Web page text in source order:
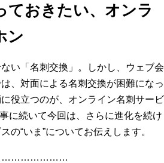
ておきたい、オンラ
ン
い「名刺交換」。しかし、ウェブ会
、対面による名刺交換が困難になっ
役立つのが、オンライン名刺サービ
に続いて今回は、さらに進化を続け
の“いま”についてお伝えします。